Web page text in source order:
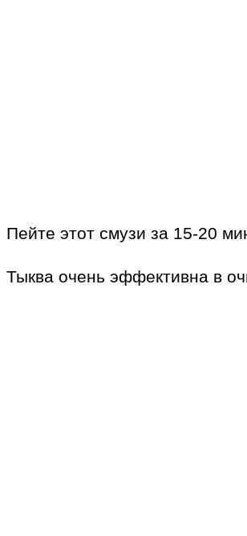
Пейте этот смузи за 15-20
Тыква очень эффективна в